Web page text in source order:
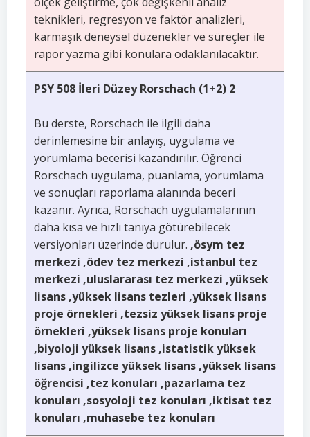
teknikleri, regresyon ve faktör analizleri,
karmaşık deneysel düzenekler ve süreçler ile
rapor yazma gibi konulara odaklanılacaktır.
PSY 508 İleri Düzey Rorschach (1+2) 2
Bu derste, Rorschach ile ilgili daha
derinlemesine bir anlayış, uygulama ve
yorumlama becerisi kazandırılır. Öğrenci
Rorschach uygulama, puanlama, yorumlama
ve sonuçları raporlama alanında beceri
kazanır. Ayrıca, Rorschach uygulamalarının
daha kısa ve hızlı tanıya götürebilecek
versiyonları üzerinde durulur. ,ösym tez
merkezi ,ödev tez merkezi ,istanbul tez
merkezi ,uluslararası tez merkezi ,yüksek
lisans ,yüksek lisans tezleri ,yüksek lisans
proje örnekleri ,tezsiz yüksek lisans proje
örnekleri ,yüksek lisans proje konuları
,biyoloji yüksek lisans ,istatistik yüksek
lisans ,ingilizce yüksek lisans ,yüksek lisans
öğrencisi ,tez konuları ,pazarlama tez
konuları ,sosyoloji tez konuları ,iktisat tez
konuları ,muhasebe tez konuları